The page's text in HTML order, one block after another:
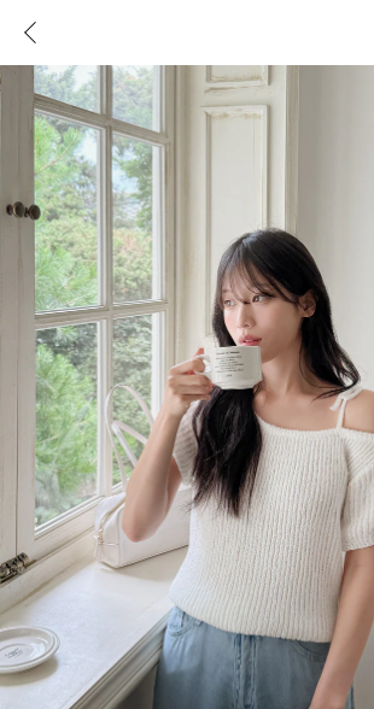
로그인
콘텐츠 리뷰 & 혜택
CATEGORY
도착보장⚡
인플루언서 pick!
신상 5%
베스트
MADE
세트할인 ~30%
하객룩
살안타템
ALL
익스클루시브
아우터
티셔츠
니트
블라우스
원피스
팬츠